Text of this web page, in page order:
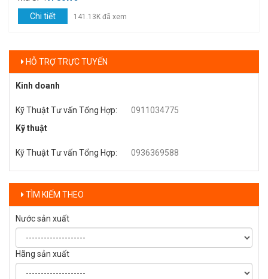
Chi tiết
141.13K đã xem
HỖ TRỢ TRỰC TUYẾN
Kinh doanh
Kỹ Thuật Tư vấn Tổng Hợp:
0911034775
Kỹ thuật
Kỹ Thuật Tư vấn Tổng Hợp: 0936369588
TÌM KIẾM THEO
Nước sản xuất
Hãng sản xuất